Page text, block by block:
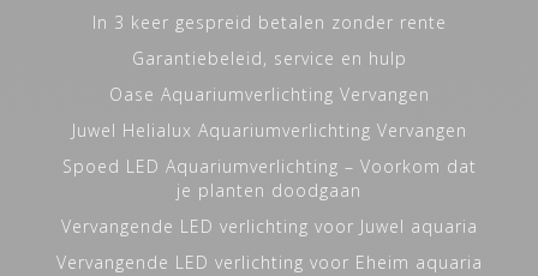
In 3 keer gespreid betalen zonder rente
Garantiebeleid, service en hulp
Oase Aquariumverlichting Vervangen
Juwel Helialux Aquariumverlichting Vervangen
Spoed LED Aquariumverlichting – Voorkom dat
je planten doodgaan
Vervangende LED verlichting voor Juwel aquaria
Vervangende LED verlichting voor Eheim aquaria